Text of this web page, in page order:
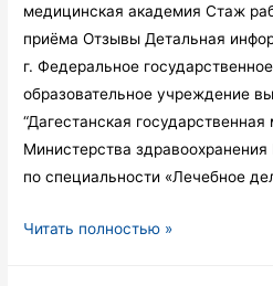
медицинская академия Стаж
приёма Отзывы Детальная
г. Федеральное
образовательное учреждение
“Дагестанская
Министерства
по специальности «Лечебное
Джафаров
Читать полностью »